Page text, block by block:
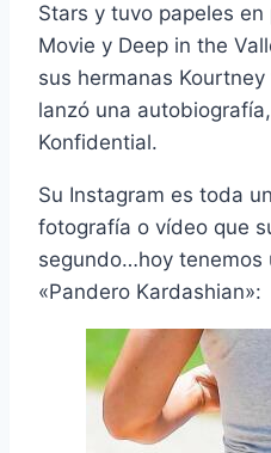
Stars y tuvo papeles
Movie y Deep in the
sus hermanas
lanzó una
Konfidential.
Su Instagram es toda
fotografía o vídeo que
segundo…hoy tenemos
«Pandero Kardashian»: